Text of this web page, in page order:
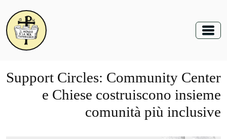
Support Circles: Community Center
e Chiese costruiscono insieme
comunità più inclusive